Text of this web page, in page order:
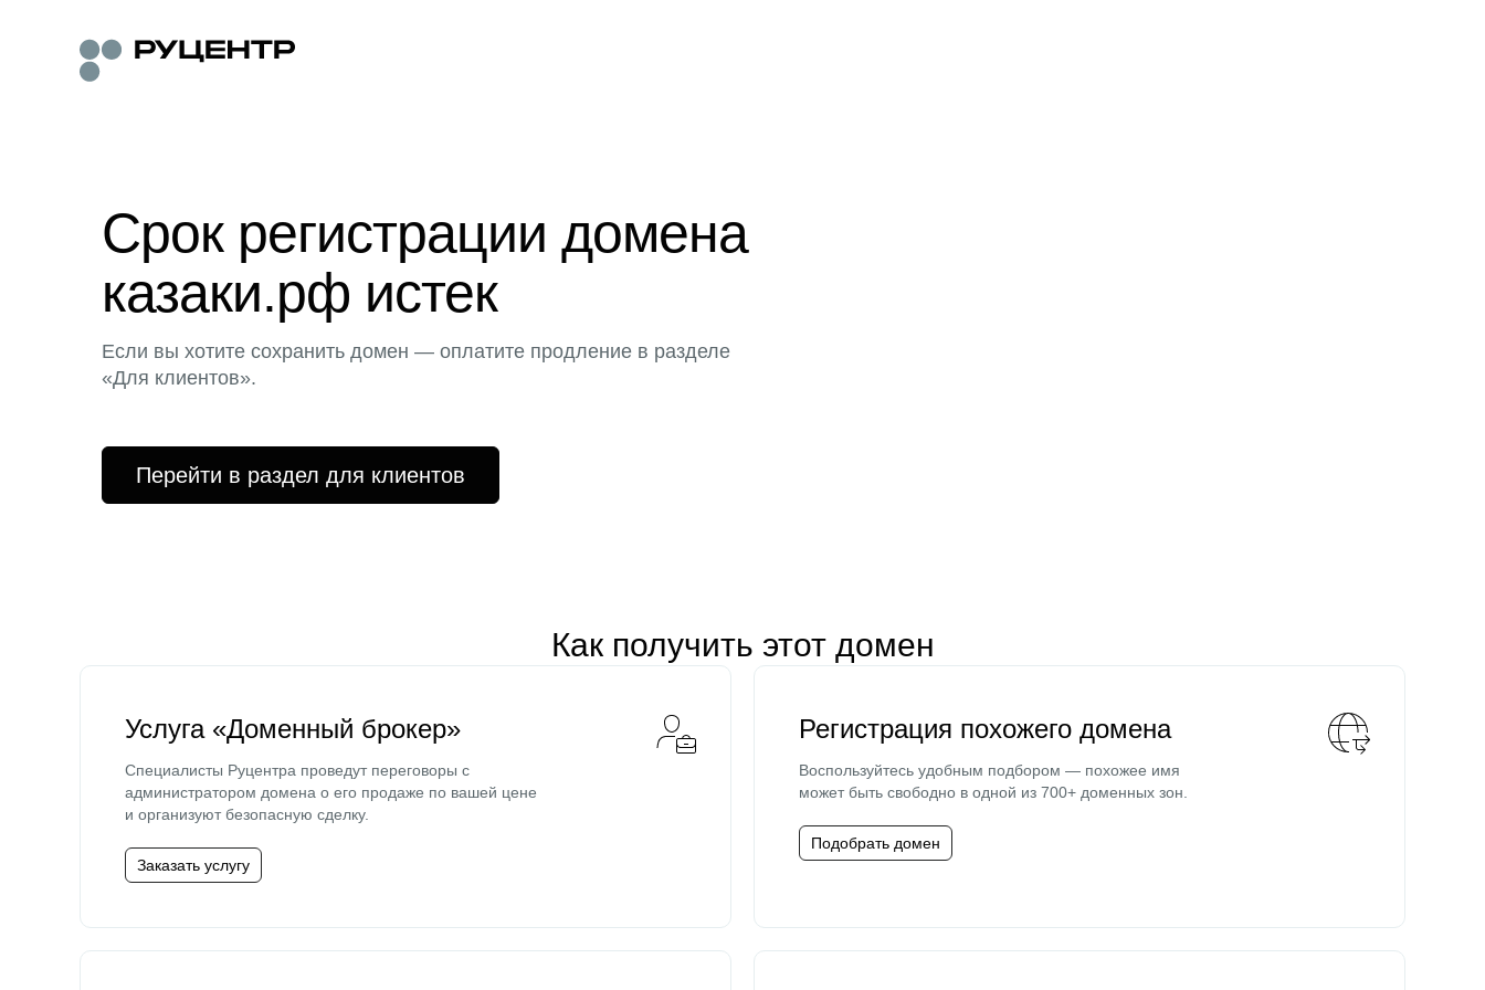
Срок регистрации домена
казаки.рф истек
Если вы хотите сохранить домен — оплатите продление в разделе
«Для клиентов».
Перейти в раздел для клиентов
Как получить этот домен
Услуга «Доменный брокер»
Специалисты Руцентра проведут переговоры с
администратором домена о его продаже по вашей цене
и организуют безопасную сделку.
Заказать услугу
Регистрация похожего домена
Воспользуйтесь удобным подбором — похожее имя
может быть свободно в одной из 700+ доменных зон.
Подобрать домен